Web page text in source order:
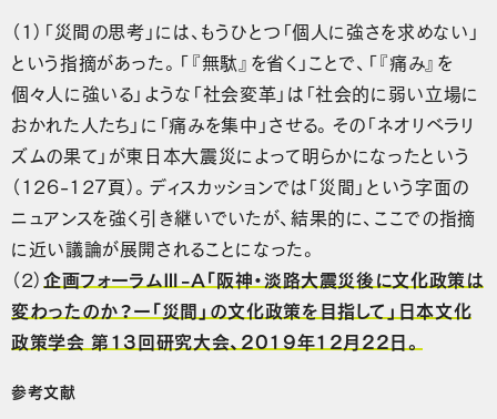
（1）「災間の思考」には、もうひとつ「個人に強さを求めない」
という指摘があった。「『無駄』を省く」ことで、「『痛み』を
個々人に強いる」ような「社会変革」は「社会的に弱い立場に
おかれた人たち」に「痛みを集中」させる。その「ネオリベラリ
ズムの果て」が東日本大震災によって明らかになったという
（126-127頁）。ディスカッションでは「災間」という字面の
ニュアンスを強く引き継いでいたが、結果的に、ここでの指摘
に近い議論が展開されることになった。
（2）企画フォーラムⅢ-A「阪神・淡路大震災後に文化政策は
変わったのか？ー「災間」の文化政策を目指して」日本文化
政策学会 第13回研究大会、2019年12月22日。
参考文献